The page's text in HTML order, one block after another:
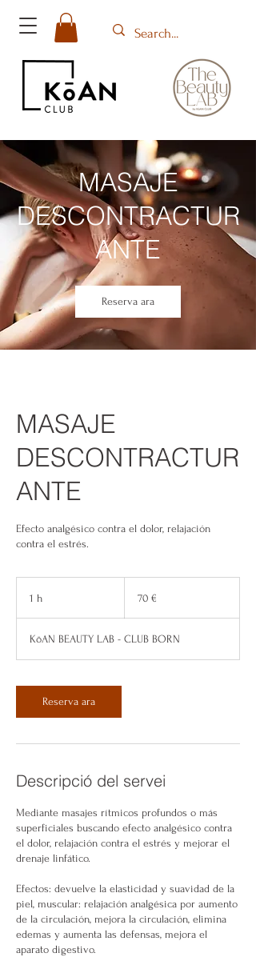
MASAJE
DESCONTRACTUR
ANTE
Reserva ara
MASAJE
DESCONTRACTUR
ANTE
Efecto analgésico contra el dolor, relajación
contra el estrés.
1 h 70 €
KōAN BEAUTY LAB - CLUB BORN
Reserva ara
Descripció del servei
Mediante masajes rítmicos profundos o más
superficiales buscando efecto analgésico contra
el dolor, relajación contra el estrés y mejorar el
drenaje linfático.
Efectos: devuelve la elasticidad y suavidad de la
piel, muscular: relajación analgésica por aumento
de la circulación, mejora la circulación, elimina
edemas y aumenta las defensas, mejora el
aparato digestivo.